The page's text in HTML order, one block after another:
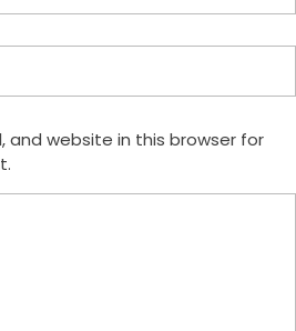
and website in this browser for